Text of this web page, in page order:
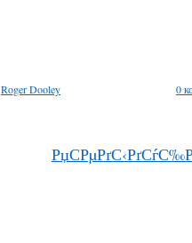
Roger Dooley 0